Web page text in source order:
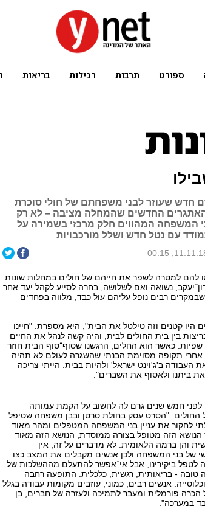
חדש שעוזר לבני משפחתם של חולי סוכרת
עם האתגרים החדשים שהמחלה מציבה – לא רק
המשפחה המהווים חלק מרכזי בשמירה על
עם נטל חדש ושלל מורכבויות
להם למטרה לשפר את חייהם של חולים במחלות שונות.
לדאני (52) מזכרון־יעקב, נשואה ואם לשלושה, בחרה לסייע לקהל יעד אחר:
רבים נופל עליהם עול כבד, מלווה בפחדים
היו קטנים וזה טילטל את הבית", היא מספרת. "חיינו
בין בית החולים לבית, והיה קשה לנהל את החיים
כאשר הוא החלים, הרגשנו שסוף־סוף הבית חוזר
תקופה מסוימת הבנתי שהשגרה לעולם לא תהיה
העבודה ב'ג'וינט ישראל' ולהיות בבית. הייתי צריכה
ביתנו ולאסוף את השברים".
לפני חמש שנים גרם לה לחשוב על הקמת עמותה
"הסרט עסק בחולת סרטן ובבן משפחה שטיפל
לחקור את עניין בני המשפחה המטפלים ומהר מאוד
הנושא הזה מטופל בצורה ממוסדת, הנושא הזה מאוד
והן ברמה הלאומית. לא מדברים על זה, אין
של בני המשפחה ולכן אנשים מקבלים את המצב כצו
לטפל ביקירינו, אבל אי־אפשר להתעלם מההשלכות של
טובה - בריאותית, רגשית, כלכלית. התופעה רחבה
30% מהאוכלוסייה. אנשים רבים, כמוני, עוזבים מקומות עבודה בגלל
פורמלית ומעבר לתמיכה ולעזרה של חברים, בן
במערכה".